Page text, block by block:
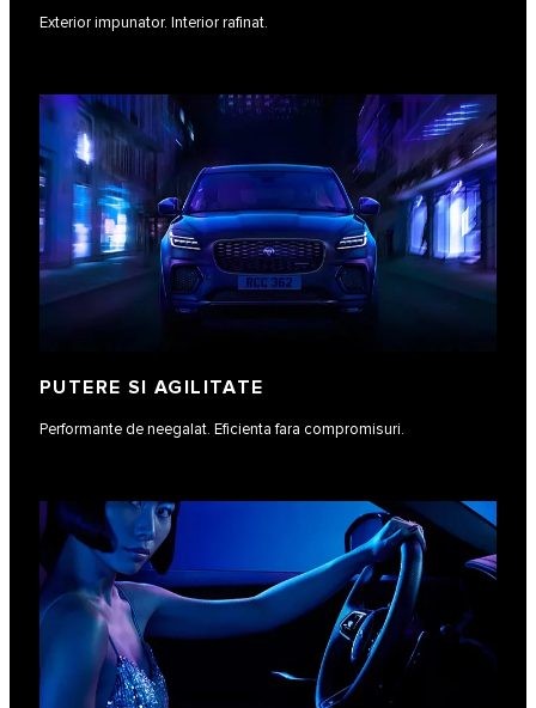
Exterior impunator. Interior rafinat.
PUTERE SI AGILITATE
Performante de neegalat. Eficienta fara compromisuri.